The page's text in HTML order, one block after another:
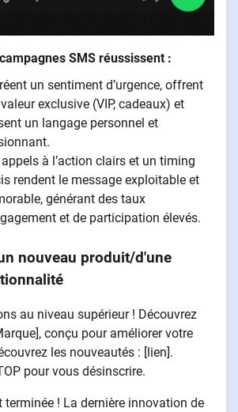
SMS réussissent :
un sentiment d’urgence, offrent
exclusive (VIP, cadeaux) et
un langage personnel et
appels à l’action clairs et un timing
rendent le message exploitable et
générant des taux
et de participation élevés.
nouveau produit/d'une
au niveau supérieur ! Découvrez
conçu pour améliorer votre
les nouveautés : [lien].
pour vous désinscrire.
terminée ! La dernière innovation de